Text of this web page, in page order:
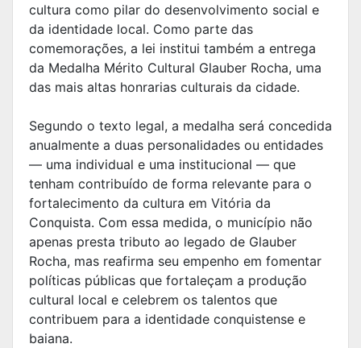
cultura como pilar do desenvolvimento social e
da identidade local. Como parte das
comemorações, a lei institui também a entrega
da Medalha Mérito Cultural Glauber Rocha, uma
das mais altas honrarias culturais da cidade.
Segundo o texto legal, a medalha será concedida
anualmente a duas personalidades ou entidades
— uma individual e uma institucional — que
tenham contribuído de forma relevante para o
fortalecimento da cultura em Vitória da
Conquista. Com essa medida, o município não
apenas presta tributo ao legado de Glauber
Rocha, mas reafirma seu empenho em fomentar
políticas públicas que fortaleçam a produção
cultural local e celebrem os talentos que
contribuem para a identidade conquistense e
baiana.